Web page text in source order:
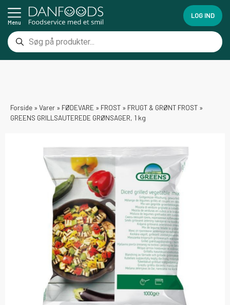
Menu
LOG IND
Forside » Varer » FØDEVARE » FROST » FRUGT & GRØNT FROST »
GREENS GRILLSAUTEREDE GRØNSAGER, 1 kg